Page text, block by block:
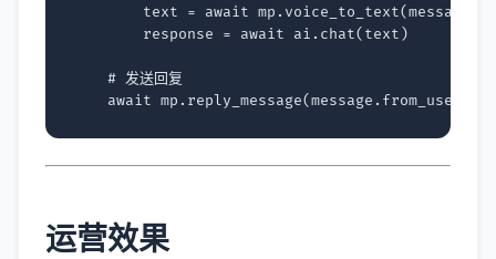
text = await mp . voice_to_text(message
response
= await ai . chat( text )
# 发送回复
await mp . reply_message(message .
运营效果